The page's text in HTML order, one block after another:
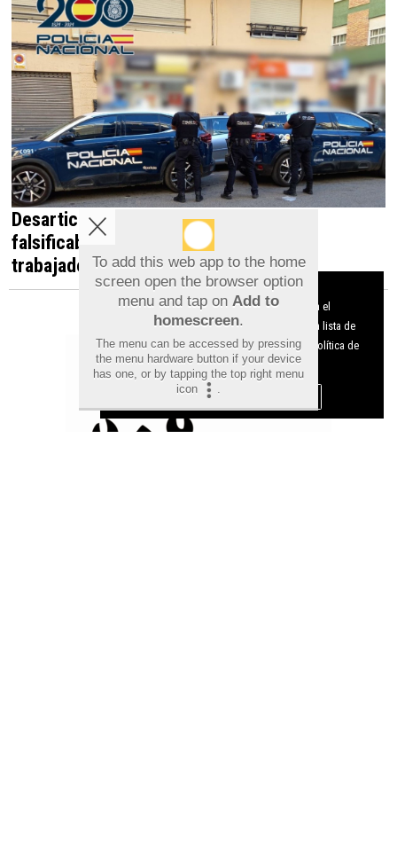
Desarticulada en Orihuela una red que
falsificaba documentos para contratar
trabajadores irregulares
To add this web app to the home
screen open the browser option
menu and tap on Add to
homescreen.
The menu can be accessed by pressing
the menu hardware button if your device
has one, or by tapping the top right menu
icon
.
Aviso sobre el Uso de cookies:
Utilizamos cookies nuestras y de terceros para el
funcionamiento del digital. Puedes consultar la lista de
cookies y como desconectarlas. Ver nuestra Política de
Privacidad y Cookies
Aceptar Cookies